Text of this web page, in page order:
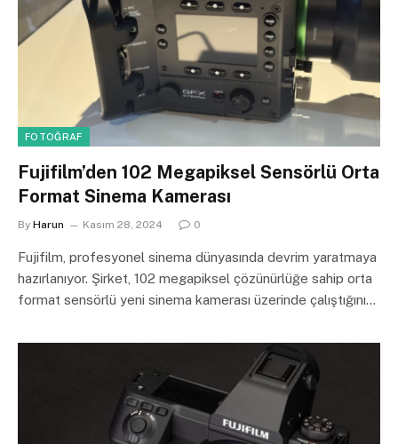
FOTOĞRAF
Fujifilm’den 102 Megapiksel Sensörlü Orta
Format Sinema Kamerası
By Harun Kasım 28, 2024 0
Fujifilm, profesyonel sinema dünyasında devrim yaratmaya
hazırlanıyor. Şirket, 102 megapiksel çözünürlüğe sahip orta
format sensörlü yeni sinema kamerası üzerinde çalıştığını…